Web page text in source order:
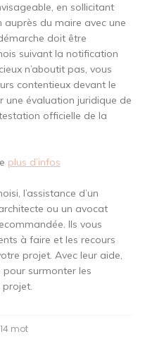
en sollicitant
auprès du maire avec une
doit être
suivant la notification
n’aboutit pas, vous
contentieux devant le
évaluation juridique de
officielle de la
plus d’infos
l’assistance d’un
ou un avocat
Ils vous
à faire et les recours
projet. Avec leur aide,
surmonter les
projet.
mot